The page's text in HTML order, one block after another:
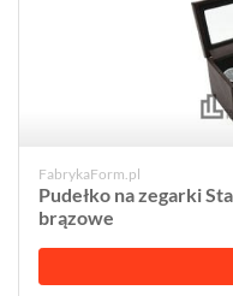
FabrykaForm.pl
Pudełko na zegarki
brązowe